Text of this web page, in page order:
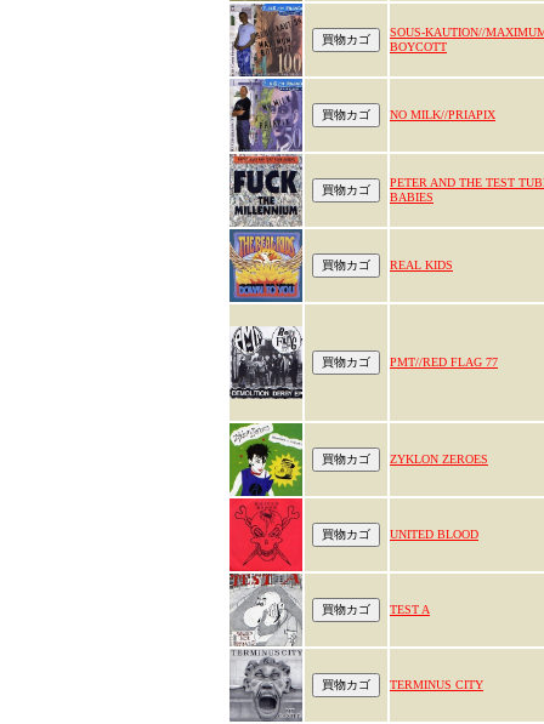
SOUS-KAUTION//
BOYCOTT
NO MILK//PRIAPIX
PETER AND THE TEST
BABIES
REAL KIDS
PMT//RED FLAG 77
ZYKLON ZEROES
UNITED BLOOD
TEST A
TERMINUS CITY